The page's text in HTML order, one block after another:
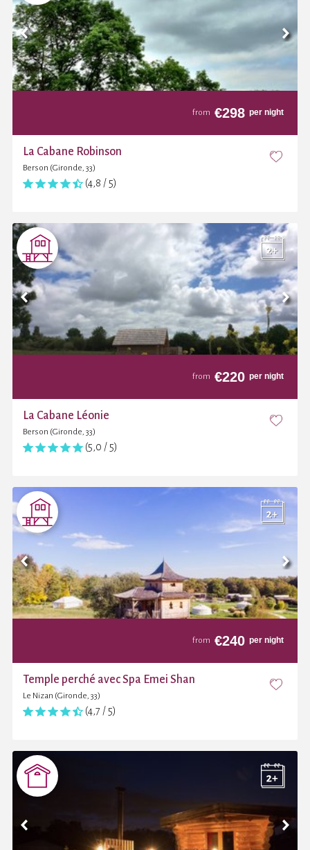
from €298 per night
La Cabane Robinson
Berson (Gironde, 33)
(4,8 / 5)
from €220 per night
La Cabane Léonie
Berson (Gironde, 33)
(5,0 / 5)
from €240 per night
Temple perché avec Spa Emei Shan
Le Nizan (Gironde, 33)
(4,7 / 5)